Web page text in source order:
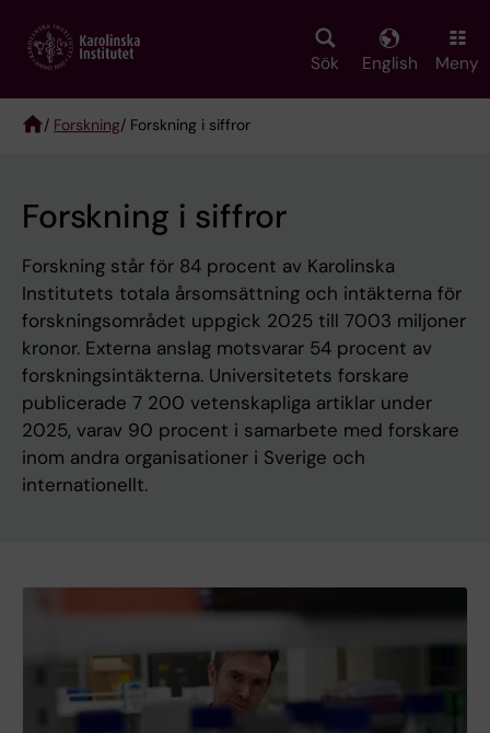
main
Sök English Meny
/ Forskning/ Forskning i siffror
Forskning i siffror
Forskning står för 84 procent av Karolinska
Institutets totala årsomsättning och intäkterna för
forskningsområdet uppgick 2025 till 7003 miljoner
kronor. Externa anslag motsvarar 54 procent av
forskningsintäkterna. Universitetets forskare
publicerade 7 200 vetenskapliga artiklar under
2025, varav 90 procent i samarbete med forskare
inom andra organisationer i Sverige och
internationellt.